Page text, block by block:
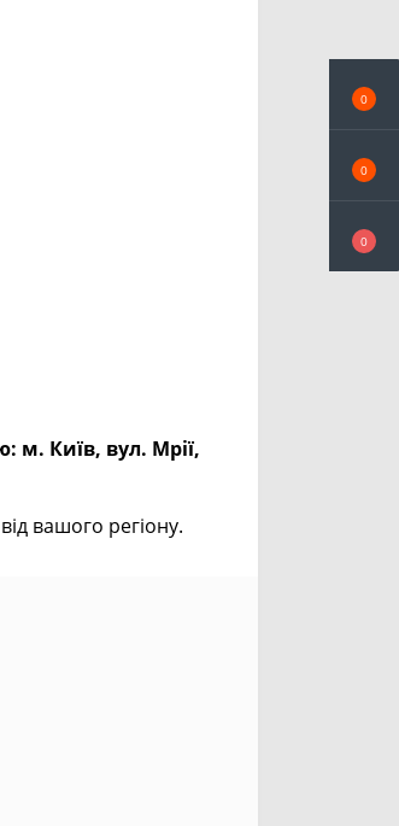
0
0
0
м. Київ, вул. Мрії,
вашого регіону.